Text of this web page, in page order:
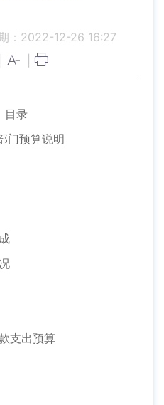
：2022-12-26 16:27
录
预算说明
支出预算